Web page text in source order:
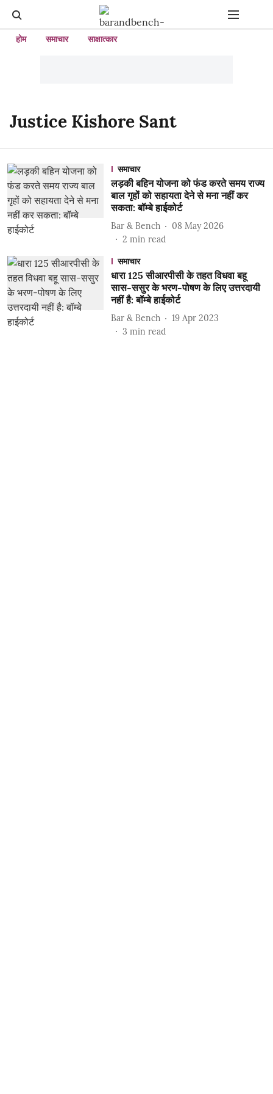
होम समाचार साक्षात्कार
Justice Kishore Sant
समाचार
लड़की बहिन योजना को फंड करते समय राज्य
बाल गृहों को सहायता देने से मना नहीं कर
सकता: बॉम्बे हाईकोर्ट
Bar & Bench
08 May 2026
2 min read
समाचार
धारा 125 सीआरपीसी के तहत विधवा बहू
सास-ससुर के भरण-पोषण के लिए उत्तरदायी
नहीं है: बॉम्बे हाईकोर्ट
Bar & Bench
19 Apr 2023
3 min read